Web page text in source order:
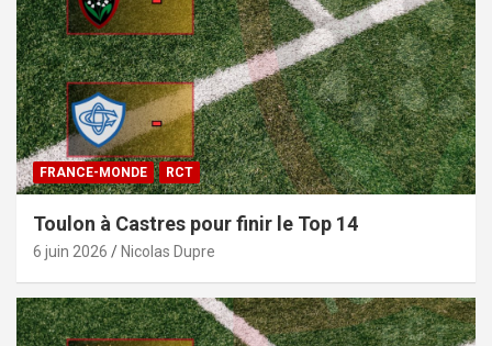
FRANCE-MONDE RCT
Toulon à Castres pour finir le Top 14
6 juin 2026 Nicolas Dupre